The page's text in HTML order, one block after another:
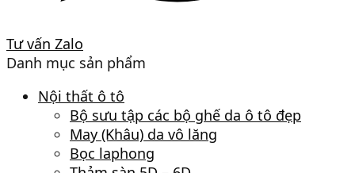
Tư vấn Zalo
Danh mục sản phẩm
Nội thất ô tô
Bộ sưu tập các bộ ghế da ô tô đẹp
May (Khâu) da vô lăng
Bọc laphong